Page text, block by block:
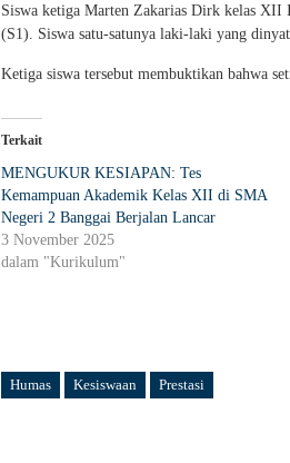
Siswa ketiga Marten Zakarias Dirk kelas XII
(S1). Siswa satu-satunya laki-laki yang
Ketiga siswa tersebut membuktikan bahwa
Terkait
MENGUKUR KESIAPAN: Tes
Kemampuan Akademik Kelas XII di SMA
Negeri 2 Banggai Berjalan Lancar
3 November 2025
dalam "Kurikulum"
Humas Kesiswaan Prestasi